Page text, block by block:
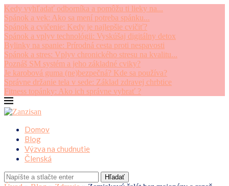
Kedy vyhľadať odborníka a pomôžu ti lieky na...
Spánok a vek: Ako sa mení potreba spánku...
Spánok a cvičenie: Kedy je najlepšie cvičiť?
Spánok a vplyv technológii: Vyskúšaj digitálny detox
Bylinky na spanie: Prírodná cesta proti nespavosti
Spánok a stres: Vplyv chronického stresu na kvalitu...
Poznáš SM systém a jeho základné cviky?
Je karobová guma (ne)bezpečná? Kde sa používa?
Správne držanie tela v sede: Základ zdravej chrbtice
Fitness topánky: Ako ich správne vybrať ?
Domov
Blog
Výzva na chudnutie
Členská
Hľadať